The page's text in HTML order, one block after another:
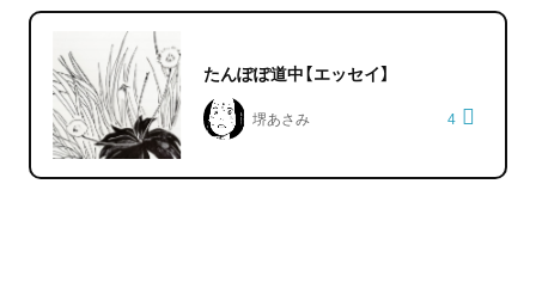
たんぽぽ道中【エッセイ】
堺あさみ 4